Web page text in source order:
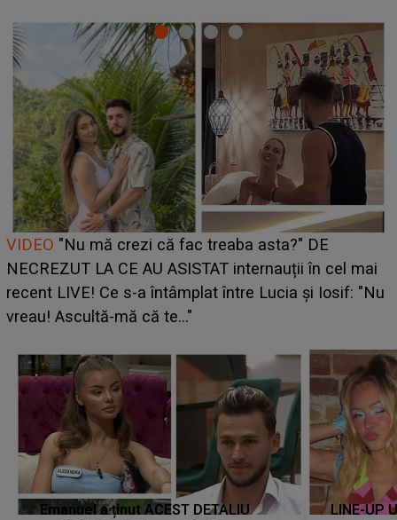
Cine este Bianca, tânăra clujeancă luată pe scenă la
UNTOLD ONE de Zara Larsson? Aceasta a dezvăluit
ce i-a spus artista suedeză în culise: „Nu am fost
pregătită...”
Emanuel a ținut ACEST DETALIU
LINE-UP